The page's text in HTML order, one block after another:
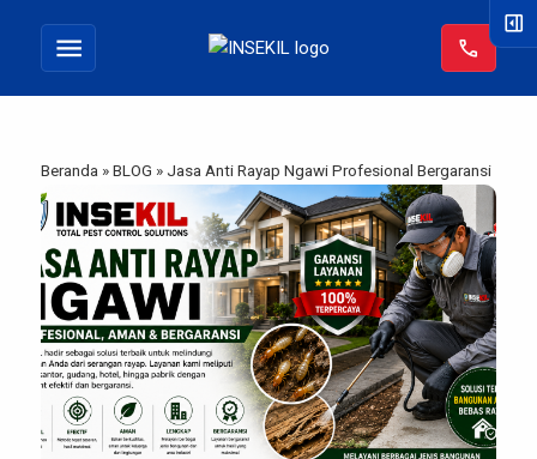
menu call
Beranda »BLOG » Jasa Anti Rayap Ngawi Profesional Bergaransi
right_panel_open